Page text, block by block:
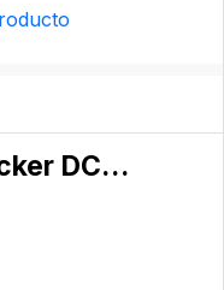
Black and Decker DCM100